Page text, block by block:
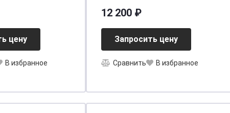
цену
В избранное
12 200 ₽
Запросить цену
Сравнить В избранное